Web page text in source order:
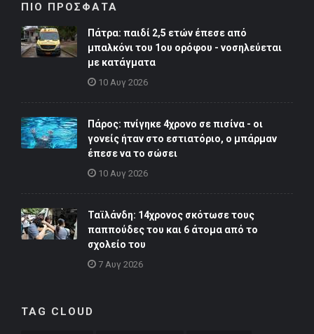
ΠΙΟ ΠΡΟΣΦΑΤΑ
Πάτρα: παιδί 2,5 ετών έπεσε από
μπαλκόνι του 1ου ορόφου - νοσηλεύεται
με κατάγματα
10 Αυγ 2026
Πάρος: πνίγηκε 4χρονο σε πισίνα - οι
γονείς ήταν στο εστιατόριο, ο μπάρμαν
έπεσε να το σώσει
10 Αυγ 2026
Ταϊλάνδη: 14χρονος σκότωσε τους
παππούδες του και 6 άτομα από το
σχολείο του
7 Αυγ 2026
TAG CLOUD